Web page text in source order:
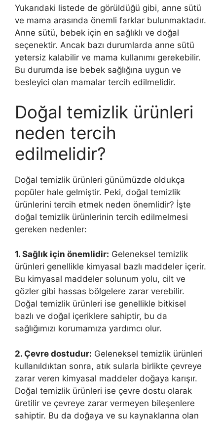
Yukarıdaki listede de görüldüğü gibi, anne sütü
ve mama arasında önemli farklar bulunmaktadır.
Anne sütü, bebek için en sağlıklı ve doğal
seçenektir. Ancak bazı durumlarda anne sütü
yetersiz kalabilir ve mama kullanımı gerekebilir.
Bu durumda ise bebek sağlığına uygun ve
besleyici olan mamalar tercih edilmelidir.
Doğal temizlik ürünleri
neden tercih
edilmelidir?
Doğal temizlik ürünleri günümüzde oldukça
popüler hale gelmiştir. Peki, doğal temizlik
ürünlerini tercih etmek neden önemlidir? İşte
doğal temizlik ürünlerinin tercih edilmelmesi
gereken nedenler:
1. Sağlık için önemlidir: Geleneksel temizlik
ürünleri genellikle kimyasal bazlı maddeler içerir.
Bu kimyasal maddeler solunum yolu, cilt ve
gözler gibi hassas bölgelere zarar verebilir.
Doğal temizlik ürünleri ise genellikle bitkisel
bazlı ve doğal içeriklere sahiptir, bu da
sağlığımızı korumamıza yardımcı olur.
2. Çevre dostudur: Geleneksel temizlik ürünleri
kullanıldıktan sonra, atık sularla birlikte çevreye
zarar veren kimyasal maddeler doğaya karışır.
Doğal temizlik ürünleri ise çevre dostu olarak
üretilir ve çevreye zarar vermeyen bileşenlere
sahiptir. Bu da doğaya ve su kaynaklarına olan